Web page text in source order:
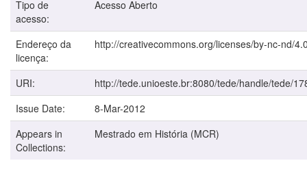
Tipo de
acesso:
Acesso Aberto
Endereço da
licença:
http://creativecommons.org/licenses/by-nc-nd/
URI:
http://tede.unioeste.br:8080/tede/handle/tede/
Issue Date:
8-Mar-2012
Appears in
Collections:
Mestrado em História (MCR)